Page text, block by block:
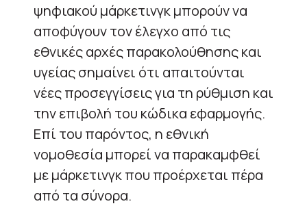
ψηφιακού μάρκετινγκ μπορούν να
αποφύγουν τον έλεγχο από τις
εθνικές αρχές παρακολούθησης και
υγείας σημαίνει ότι απαιτούνται
νέες προσεγγίσεις για τη ρύθμιση και
την επιβολή του κώδικα εφαρμογής.
Επί του παρόντος, η εθνική
νομοθεσία μπορεί να παρακαμφθεί
με μάρκετινγκ που προέρχεται πέρα ​​
από τα σύνορα.